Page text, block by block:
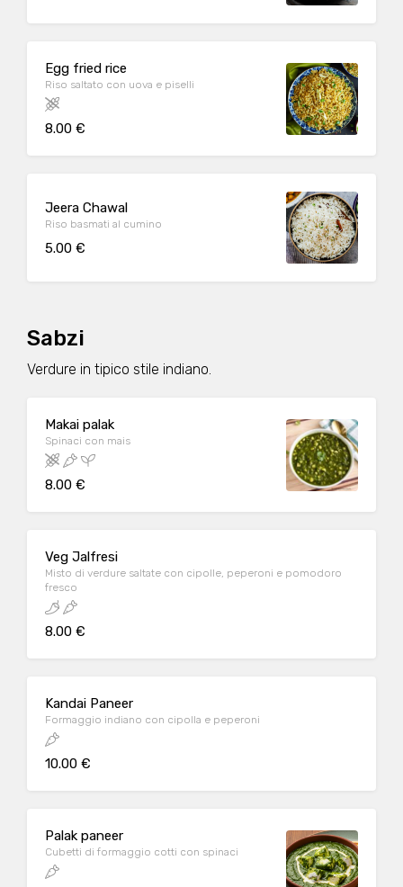
Egg fried rice
Riso saltato con uova e piselli
8.00 €
Jeera Chawal
Riso basmati al cumino
5.00 €
Sabzi
Verdure in tipico stile indiano.
Makai palak
Spinaci con mais
8.00 €
Veg Jalfresi
Misto di verdure saltate con cipolle, peperoni e pomodoro
fresco
8.00 €
Kandai Paneer
Formaggio indiano con cipolla e peperoni
10.00 €
Palak paneer
Cubetti di formaggio cotti con spinaci